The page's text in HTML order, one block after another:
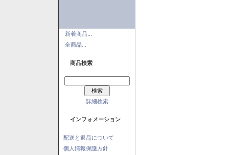
新着商品...
全商品...
商品検索
詳細検索
インフォメーション
配送と返品について
個人情報保護方針